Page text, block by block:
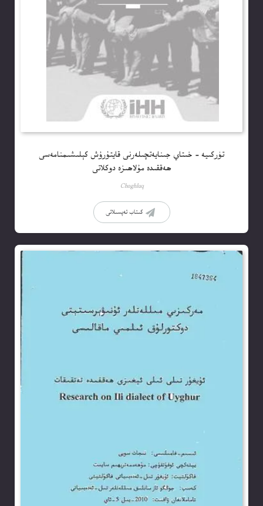
تۈركىيە – خىتاي جىنايەتچىلەرنى قايتۇرۇش كېلىشىمنامەسى
ھەققىدە مۇلاھىزە دوكلاتى
Choghluq
كىتاب تەپسىلاتى